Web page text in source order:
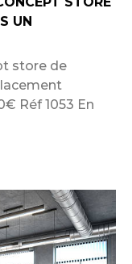
UN
store de
Réf 1053 En